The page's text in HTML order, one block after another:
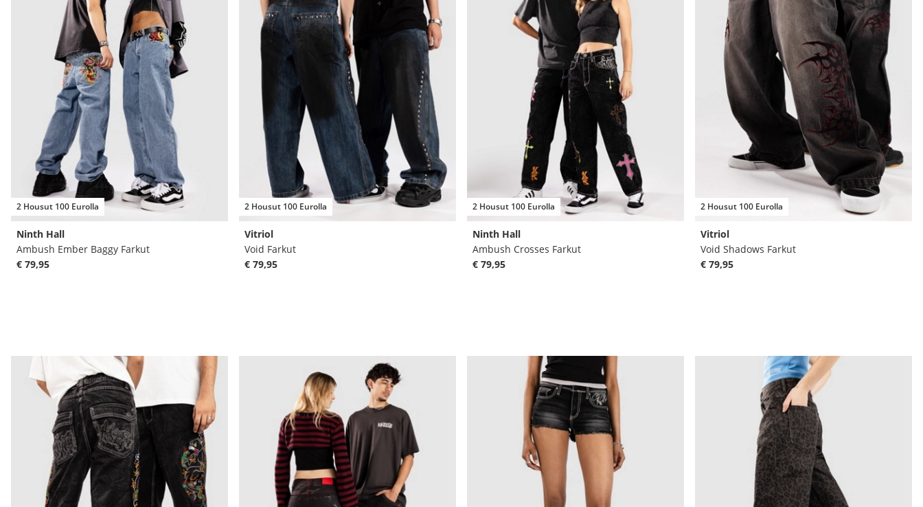
2 Housut 100 Eurolla
Ninth Hall
Ambush Ember Baggy Farkut
€ 79,95
2 Housut 100 Eurolla
Vitriol
Void Farkut
€ 79,95
2 Housut 100 Eurolla
Ninth Hall
Ambush Crosses Farkut
€ 79,95
2 Housut 100 Eurolla
Vitriol
Void Shadows Farkut
€ 79,95